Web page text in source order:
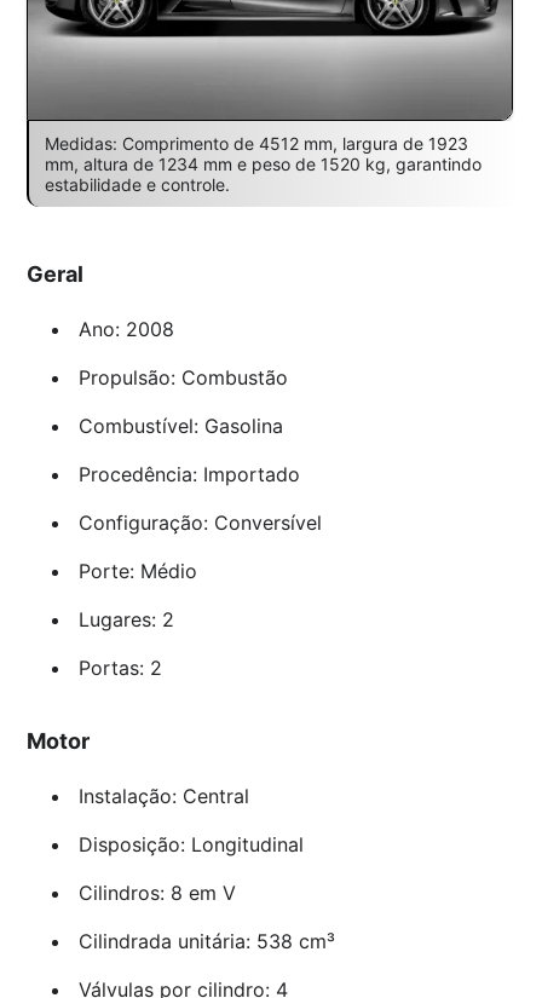
Medidas: Comprimento de 4512 mm, largura de 1923
mm, altura de 1234 mm e peso de 1520 kg, garantindo
estabilidade e controle.
Geral
Ano: 2008
Propulsão: Combustão
Combustível: Gasolina
Procedência: Importado
Configuração: Conversível
Porte: Médio
Lugares: 2
Portas: 2
Motor
Instalação: Central
Disposição: Longitudinal
Cilindros: 8 em V
Cilindrada unitária: 538 cm³
Válvulas por cilindro: 4